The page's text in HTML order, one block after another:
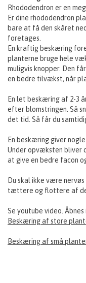
Rhododendron er en
Er dine rhododendron
bare at få den skåret
foretages.
En kraftig beskæring
planterne bruge hele
muligvis knopper. Den
en bedre tilvækst, når
En let beskæring af 2-3
efter blomstringen. Så
det tid. Så får du
En beskæring giver
Under opvæksten bliver
at give en bedre facon
Du skal ikke være
tættere og flottere af
Se youtube video. Åbnes
Beskæring af store
Beskæring af små